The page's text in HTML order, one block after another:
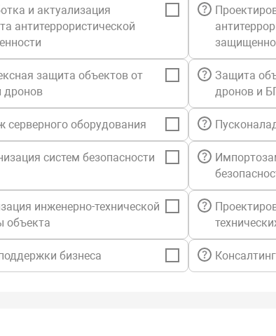
и актуализация
антитеррористической
защита объектов от
дронов
Защита
дронов и
серверного оборудования
систем безопасности
инженерно-технической
объекта
бизнеса Консалтинг